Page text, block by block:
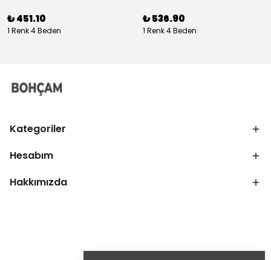
₺ 451.10
1 Renk 4 Beden
₺ 536.90
1 Renk 4 Beden
Kategoriler
Hesabım
Hakkımızda